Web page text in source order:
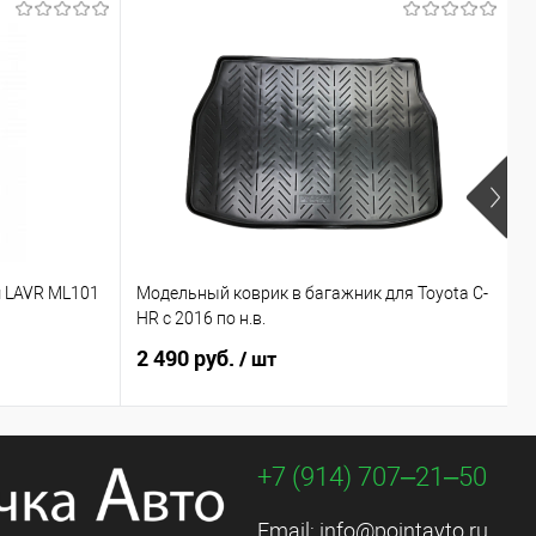
ML101
Модельный коврик в багажник для Toyota C-
HR с 2016 по н.в.
2 490 руб. / шт
+7 (914) 707‒21‒50
Email: info@pointavto.ru